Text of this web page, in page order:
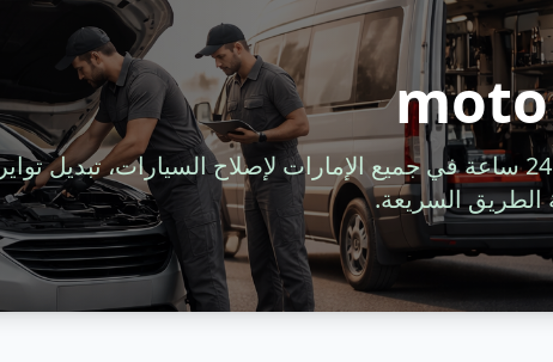
خدمة سيارات متنقلة 24 ساعة في جميع الإمارات لإصلاح السيارات،
السريعة.